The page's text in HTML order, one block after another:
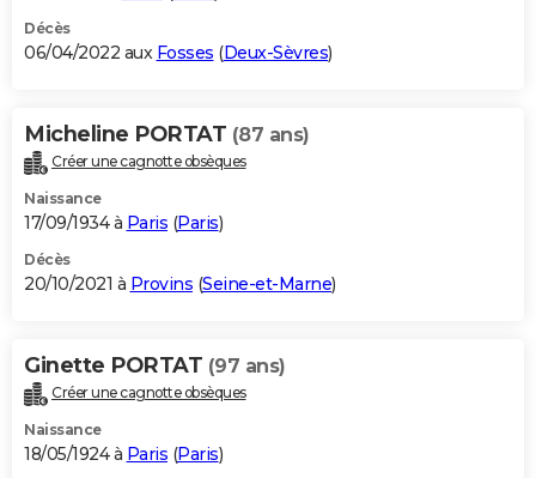
Décès
06/04/2022 aux Fosses (Deux-Sèvres)
Micheline PORTAT (87 ans)
Créer une cagnotte obsèques
Naissance
17/09/1934 à Paris (Paris)
Décès
20/10/2021 à Provins (Seine-et-Marne)
Ginette PORTAT (97 ans)
Créer une cagnotte obsèques
Naissance
18/05/1924 à Paris (Paris)